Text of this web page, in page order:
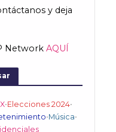
y deja
Network AQUÍ
•Elecciones 2024•
•Música•